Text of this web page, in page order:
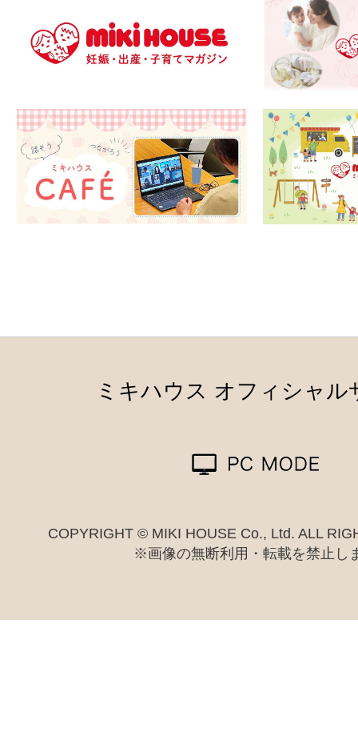
ミキハウス オフィシャル
COPYRIGHT © MIKI HOUSE Co., Ltd. ALL
※画像の無断利用・転載を禁止し